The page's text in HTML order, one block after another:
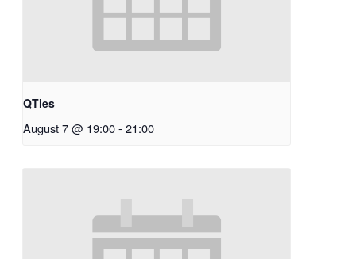
QTies
August 7 @ 19:00-21:00